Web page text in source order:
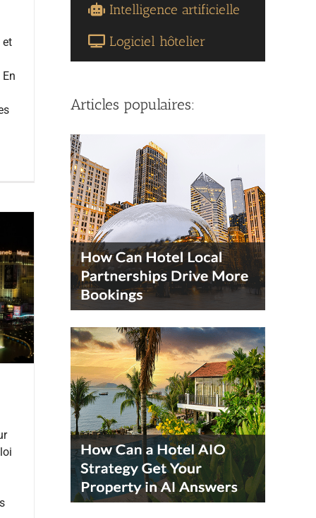
et
Intelligence artificielle
Logiciel hôtelier
Articles populaires: